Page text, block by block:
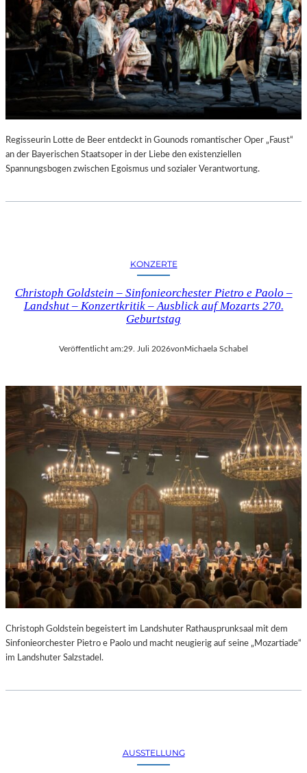
Regisseurin Lotte de Beer entdeckt in Gounods romantischer Oper „Faust“
an der Bayerischen Staatsoper in der Liebe den existenziellen
Spannungsbogen zwischen Egoismus und sozialer Verantwortung.
KONZERTE
Christoph Goldstein – Sinfonieorchester Pietro e Paolo –
Landshut – Konzertkritik – Ausblick auf Mozarts 270.
Geburtstag
Veröffentlicht am:29. Juli 2026vonMichaela Schabel
Christoph Goldstein begeistert im Landshuter Rathausprunksaal mit dem
Sinfonieorchester Pietro e Paolo und macht neugierig auf seine „Mozartiade“
im Landshuter Salzstadel.
AUSSTELLUNG